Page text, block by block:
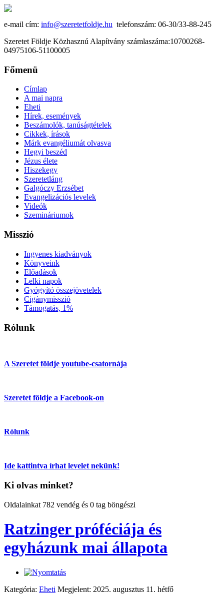
e-mail cím: info@szeretetfoldje.hu telefonszám: 06-30/33-88-245
Szeretet Földje Közhasznú Alapítvány számlaszáma:10700268-
04975106-51100005
Főmenü
Címlap
A mai napra
Eheti
Hírek, események
Beszámolók, tanúságtételek
Cikkek, írások
Márk evangéliumát olvasva
Hegyi beszéd
Jézus élete
Hiszekegy
Szeretetláng
Galgóczy Erzsébet
Evangelizációs levelek
Videók
Szemináriumok
Misszió
Ingyenes kiadványok
Könyveink
Előadások
Lelki napok
Gyógyító összejövetelek
Cigánymisszió
Támogatás, 1%
Rólunk
A Szeretet földje youtube-csatornája
Szeretet földje a Facebook-on
Rólunk
Ide kattintva írhat levelet nekünk!
Ki olvas minket?
Oldalainkat 782 vendég és 0 tag böngészi
Ratzinger próféciája és
egyházunk mai állapota
Kategória: Eheti Megjelent: 2025. augusztus 11. hétfő